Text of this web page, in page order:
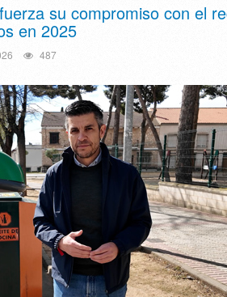
su compromiso con el
en 2025
487